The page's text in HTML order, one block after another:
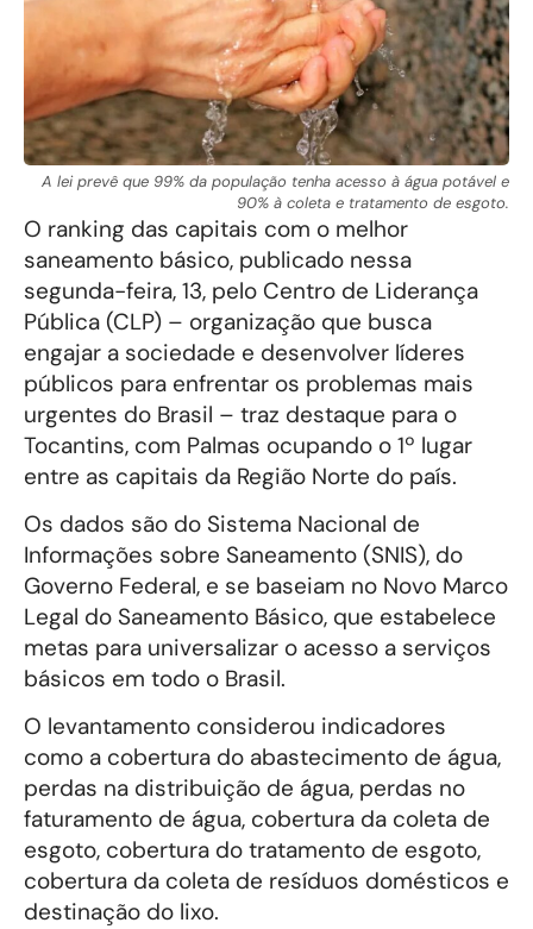
A lei prevê que 99% da população tenha acesso à água potável e
90% à coleta e tratamento de esgoto.
O ranking das capitais com o melhor
saneamento básico, publicado nessa
segunda-feira, 13, pelo Centro de Liderança
Pública (CLP) – organização que busca
engajar a sociedade e desenvolver líderes
públicos para enfrentar os problemas mais
urgentes do Brasil – traz destaque para o
Tocantins, com Palmas ocupando o 1º lugar
entre as capitais da Região Norte do país.
Os dados são do Sistema Nacional de
Informações sobre Saneamento (SNIS), do
Governo Federal, e se baseiam no Novo Marco
Legal do Saneamento Básico, que estabelece
metas para universalizar o acesso a serviços
básicos em todo o Brasil.
O levantamento considerou indicadores
como a cobertura do abastecimento de água,
perdas na distribuição de água, perdas no
faturamento de água, cobertura da coleta de
esgoto, cobertura do tratamento de esgoto,
cobertura da coleta de resíduos domésticos e
destinação do lixo.